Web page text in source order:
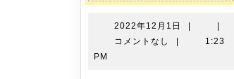
イ
ム・
マ
2022年12月1日
2022
コメントなし
1:23
PM